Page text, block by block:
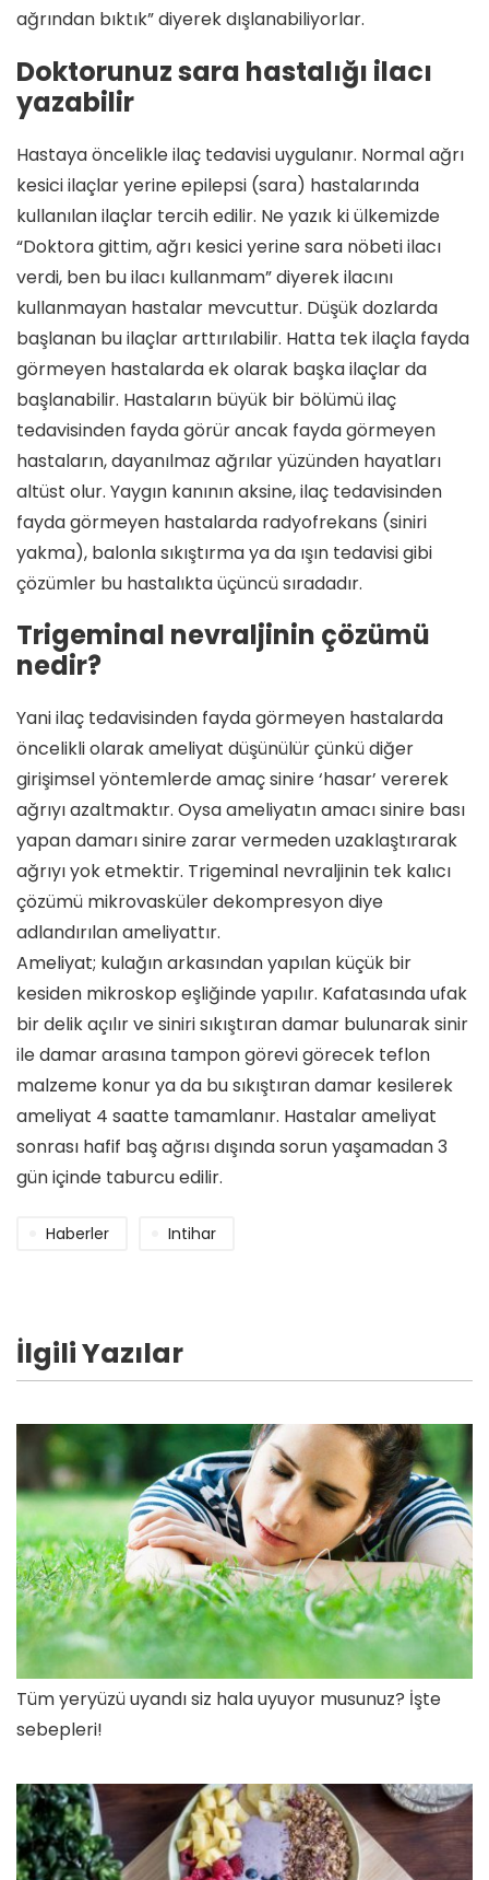
ağrından bıktık” diyerek dışlanabiliyorlar.
Doktorunuz sara hastalığı ilacı
yazabilir
Hastaya öncelikle ilaç tedavisi uygulanır. Normal ağrı
kesici ilaçlar yerine epilepsi (sara) hastalarında
kullanılan ilaçlar tercih edilir. Ne yazık ki ülkemizde
“Doktora gittim, ağrı kesici yerine sara nöbeti ilacı
verdi, ben bu ilacı kullanmam” diyerek ilacını
kullanmayan hastalar mevcuttur. Düşük dozlarda
başlanan bu ilaçlar arttırılabilir. Hatta tek ilaçla fayda
görmeyen hastalarda ek olarak başka ilaçlar da
başlanabilir. Hastaların büyük bir bölümü ilaç
tedavisinden fayda görür ancak fayda görmeyen
hastaların, dayanılmaz ağrılar yüzünden hayatları
altüst olur. Yaygın kanının aksine, ilaç tedavisinden
fayda görmeyen hastalarda radyofrekans (siniri
yakma), balonla sıkıştırma ya da ışın tedavisi gibi
çözümler bu hastalıkta üçüncü sıradadır.
Trigeminal nevraljinin çözümü
nedir?
Yani ilaç tedavisinden fayda görmeyen hastalarda
öncelikli olarak ameliyat düşünülür çünkü diğer
girişimsel yöntemlerde amaç sinire ‘hasar’ vererek
ağrıyı azaltmaktır. Oysa ameliyatın amacı sinire bası
yapan damarı sinire zarar vermeden uzaklaştırarak
ağrıyı yok etmektir. Trigeminal nevraljinin tek kalıcı
çözümü mikrovasküler dekompresyon diye
adlandırılan ameliyattır.
Ameliyat; kulağın arkasından yapılan küçük bir
kesiden mikroskop eşliğinde yapılır. Kafatasında ufak
bir delik açılır ve siniri sıkıştıran damar bulunarak sinir
ile damar arasına tampon görevi görecek teflon
malzeme konur ya da bu sıkıştıran damar kesilerek
ameliyat 4 saatte tamamlanır. Hastalar ameliyat
sonrası hafif baş ağrısı dışında sorun yaşamadan 3
gün içinde taburcu edilir.
Haberler Intihar
İlgili Yazılar
Tüm yeryüzü uyandı siz hala uyuyor musunuz? İşte
sebepleri!